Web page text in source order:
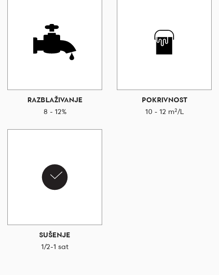
RAZBLAŽIVANJE
8 - 12%
POKRIVNOST
10 - 12 m²/L
SUŠENJE
1/2-1 sat